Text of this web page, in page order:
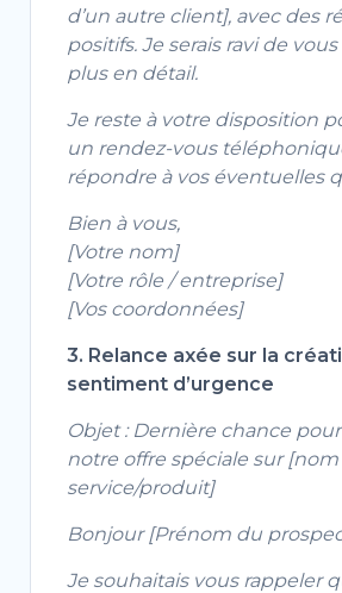
d’un autre client], avec des
positifs. Je serais ravi de
plus en détail.
Je reste à votre disposition
un rendez-vous
répondre à vos éventuelles
Bien à vous,
[Votre nom]
[Votre rôle / entreprise]
[Vos coordonnées]
3. Relance axée sur la
sentiment d’urgence
Objet : Dernière chance
notre offre spéciale sur
service/produit]
Bonjour [Prénom du
Je souhaitais vous rappeler